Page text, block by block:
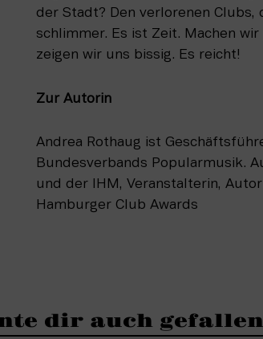
der Stadt? Den verlorenen
schlimmer. Es ist Zeit. Machen
zeigen wir uns bissig. Es reicht!
Zur Autorin
Andrea Rothaug ist
Bundesverbands Popularmusik.
und der IHM, Veranstalterin,
Hamburger Club Awards
dir auch gefallen